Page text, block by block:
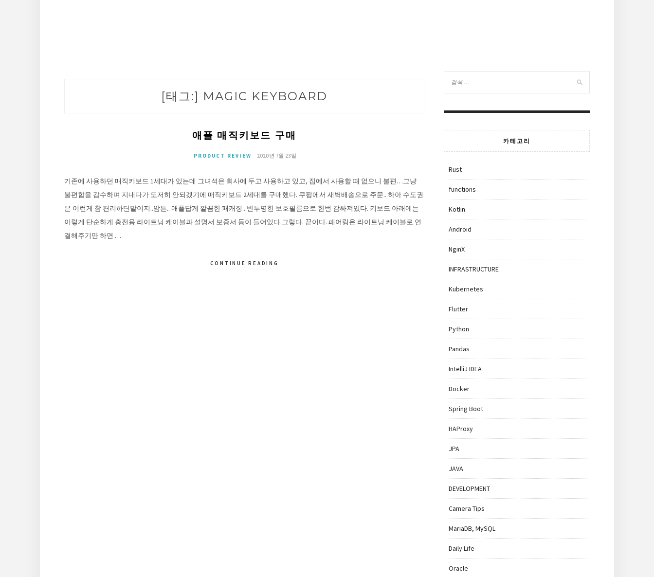
[태그:] MAGIC KEYBOARD
애플 매직키보드 구매
PRODUCT REVIEW 2020년 7월 23일
기존에 사용하던 매직키보드 1세대가 있는데 그녀석은 회사에 두고 사용하고 있고, 집에서 사용할 때 없으니 불편…그냥
불편함을 감수하며 지내다가 도저히 안되겠기에 매직키보드 2세대를 구매했다. 쿠팡에서 새벽배송으로 주문.. 하아 수도권
은 이런게 참 편리하단말이지..암튼.. 애플답게 깔끔한 패캐징.. 반투명한 보호필름으로 한번 감싸져있다. 키보드 아래에는
이렇게 단순하게 충전용 라이트닝 케이블과 설명서 보증서 등이 들어있다.그렇다. 끝이다. 페어링은 라이트닝 케이블로 연
결해주기만 하면 …
CONTINUE READING
카테고리
Rust
functions
Kotlin
Android
NginX
INFRASTRUCTURE
Kubernetes
Flutter
Python
Pandas
IntelliJ IDEA
Docker
Spring Boot
HAProxy
JPA
JAVA
DEVELOPMENT
Camera Tips
MariaDB, MySQL
Daily Life
Oracle